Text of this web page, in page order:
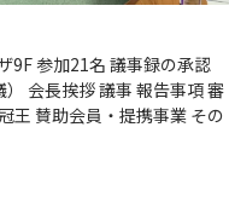
9F 参加21名 議事録の承認
） 会長挨拶 議事 報告事項 審
王 賛助会員・提携事業 その